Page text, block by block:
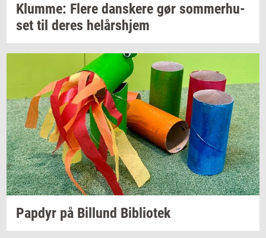
Klum­me: Flere dan­ske­re gør som­mer­hu­
set til deres helårs­hjem
Pap­dyr på Bil­lund Bi­bli­o­tek